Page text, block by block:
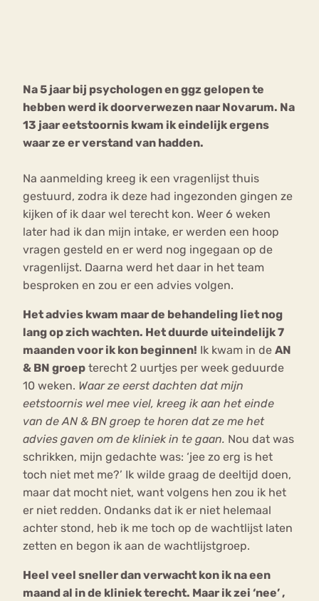
Na 5 jaar bij psychologen en ggz gelopen te
hebben werd ik doorverwezen naar Novarum. Na
13 jaar eetstoornis kwam ik eindelijk ergens
waar ze er verstand van hadden.
Na aanmelding kreeg ik een vragenlijst thuis
gestuurd, zodra ik deze had ingezonden gingen ze
kijken of ik daar wel terecht kon. Weer 6 weken
later had ik dan mijn intake, er werden een hoop
vragen gesteld en er werd nog ingegaan op de
vragenlijst. Daarna werd het daar in het team
besproken en zou er een advies volgen.
Het advies kwam maar de behandeling liet nog
lang op zich wachten. Het duurde uiteindelijk 7
maanden voor ik kon beginnen! Ik kwam in de AN
& BN groep terecht 2 uurtjes per week geduurde
10 weken. Waar ze eerst dachten dat mijn
eetstoornis wel mee viel, kreeg ik aan het einde
van de AN & BN groep te horen dat ze me het
advies gaven om de kliniek in te gaan. Nou dat was
schrikken, mijn gedachte was: ‘jee zo erg is het
toch niet met me?’ Ik wilde graag de deeltijd doen,
maar dat mocht niet, want volgens hen zou ik het
er niet redden. Ondanks dat ik er niet helemaal
achter stond, heb ik me toch op de wachtlijst laten
zetten en begon ik aan de wachtlijstgroep.
Heel veel sneller dan verwacht kon ik na een
maand al in de kliniek terecht. Maar ik zei ‘nee’ ,
Forum
osa
Eetbuien Piekeren Sport
Trauma
Orthorexia
Afvallen Angst